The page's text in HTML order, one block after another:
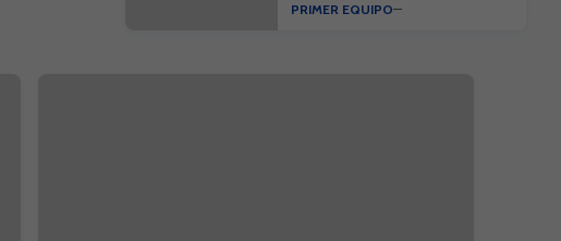
Leganés
PRIMER EQUIPO